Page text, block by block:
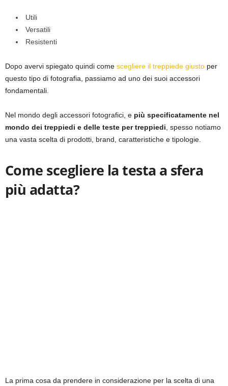
Utili
Versatili
Resistenti
Dopo avervi spiegato quindi come scegliere il treppiede giusto per
questo tipo di fotografia, passiamo ad uno dei suoi accessori
fondamentali.
Nel mondo degli accessori fotografici, e più specificatamente nel
mondo dei treppiedi e delle teste per treppiedi , spesso notiamo
una vasta scelta di prodotti, brand, caratteristiche e tipologie.
Come scegliere la testa a sfera
più adatta?
La prima cosa da prendere in considerazione per la scelta di una